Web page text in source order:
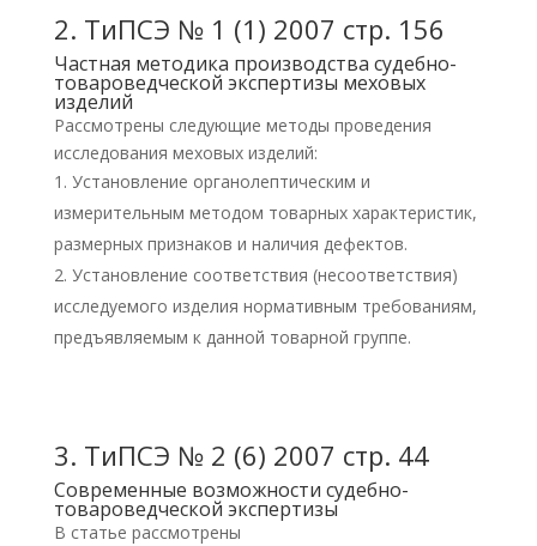
2. ТиПСЭ № 1 (1) 2007 стр. 156
Частная методика производства судебно-
товароведческой экспертизы меховых
изделий
Рассмотрены следующие методы проведения
исследования меховых изделий:
Установление органолептическим и
измерительным методом товарных характеристик,
размерных признаков и наличия дефектов.
Установление соответствия (несоответствия)
исследуемого изделия нормативным требованиям,
предъявляемым к данной товарной группе.
3. ТиПСЭ № 2 (6) 2007 стр. 44
Современные возможности судебно-
товароведческой экспертизы
В статье рассмотрены